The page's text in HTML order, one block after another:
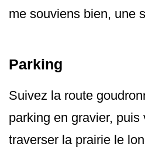
me souviens bien, une
Parking
Suivez la route
parking en gravier, puis
traverser la prairie le